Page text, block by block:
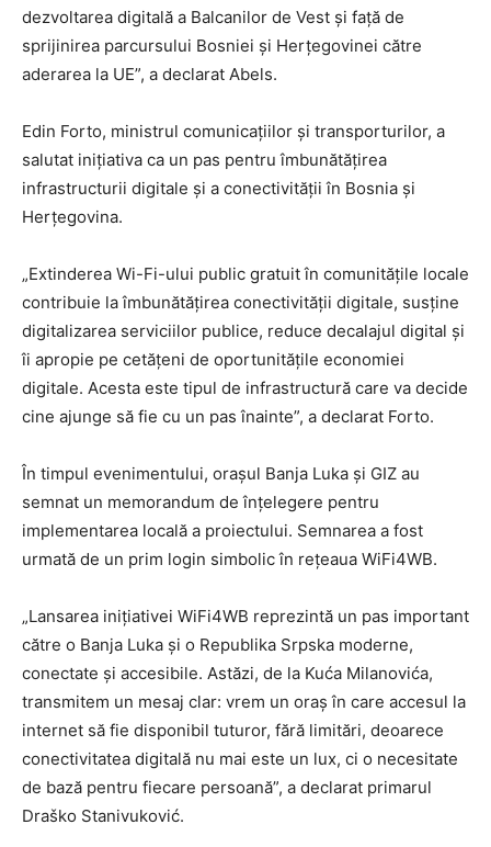
dezvoltarea digitală a Balcanilor de Vest și față de
sprijinirea parcursului Bosniei și Herțegovinei către
aderarea la UE”, a declarat Abels.
Edin Forto, ministrul comunicațiilor și transporturilor, a
salutat inițiativa ca un pas pentru îmbunătățirea
infrastructurii digitale și a conectivității în Bosnia și
Herțegovina.
„Extinderea Wi-Fi-ului public gratuit în comunitățile locale
contribuie la îmbunătățirea conectivității digitale, susține
digitalizarea serviciilor publice, reduce decalajul digital și
îi apropie pe cetățeni de oportunitățile economiei
digitale. Acesta este tipul de infrastructură care va decide
cine ajunge să fie cu un pas înainte”, a declarat Forto.
În timpul evenimentului, orașul Banja Luka și GIZ au
semnat un memorandum de înțelegere pentru
implementarea locală a proiectului. Semnarea a fost
urmată de un prim login simbolic în rețeaua WiFi4WB.
„Lansarea inițiativei WiFi4WB reprezintă un pas important
către o Banja Luka și o Republika Srpska moderne,
conectate și accesibile. Astăzi, de la Kuća Milanovića,
transmitem un mesaj clar: vrem un oraș în care accesul la
internet să fie disponibil tuturor, fără limitări, deoarece
conectivitatea digitală nu mai este un lux, ci o necesitate
de bază pentru fiecare persoană”, a declarat primarul
Draško Stanivuković.